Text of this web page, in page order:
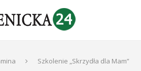
Szkolenie „Skrzydła dla Mam”